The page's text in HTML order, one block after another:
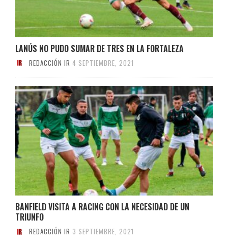
LANÚS NO PUDO SUMAR DE TRES EN LA FORTALEZA
REDACCIÓN IR 4 SEPTIEMBRE, 2021
BANFIELD VISITA A RACING CON LA NECESIDAD DE UN
TRIUNFO
REDACCIÓN IR 3 SEPTIEMBRE, 2021